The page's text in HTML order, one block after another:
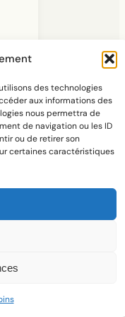
des technologies
aux informations des
nous permettra de
de navigation ou les ID
ou de retirer son
certaines caractéristiques